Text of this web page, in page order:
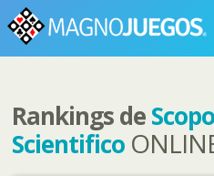
RANKINGS
TORNEOS
Rankings de
Scientifico